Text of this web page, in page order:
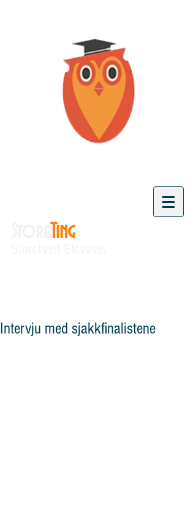
Ting
Intervju med sjakkfinalistene